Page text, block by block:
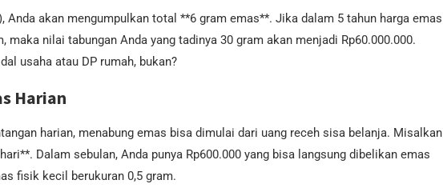
Anda akan mengumpulkan total **6 gram emas**. Jika dalam 5 tahun harga emas
maka nilai tabungan Anda yang tadinya 30 gram akan menjadi Rp60.000.000.
usaha atau DP rumah, bukan?
Harian
harian, menabung emas bisa dimulai dari uang receh sisa belanja. Misalkan
Dalam sebulan, Anda punya Rp600.000 yang bisa langsung dibelikan emas
fisik kecil berukuran 0,5 gram.